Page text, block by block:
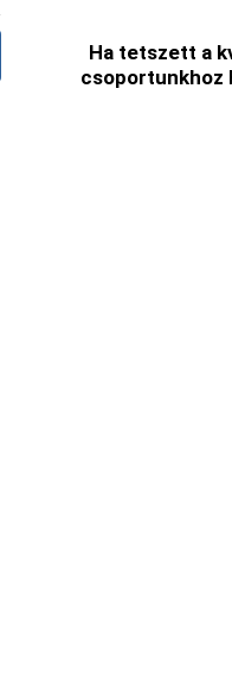
Ha tetszett a
csoportunkhoz